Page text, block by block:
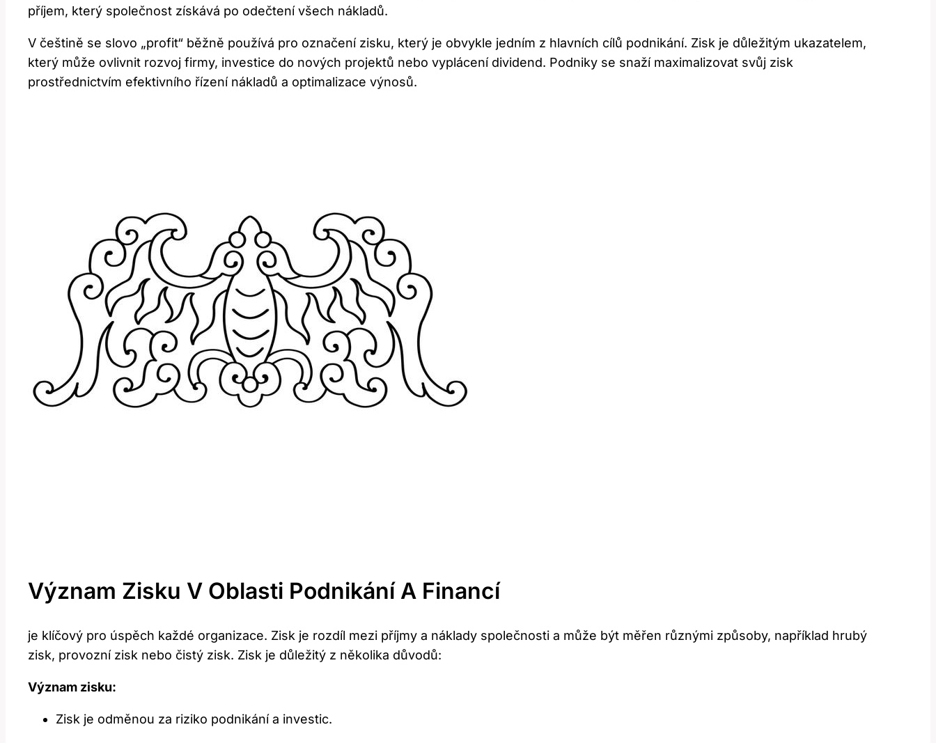
příjem, který společnost získává po odečtení všech nákladů.
V češtině se slovo „profit“ běžně používá pro označení zisku, který je obvykle jedním z hlavních cílů podnikání. Zisk je důležitým ukazatelem,
který může ovlivnit rozvoj firmy, investice do nových projektů nebo vyplácení dividend. Podniky se snaží maximalizovat svůj zisk
prostřednictvím efektivního řízení nákladů a optimalizace výnosů.
Význam Zisku V Oblasti Podnikání A Financí
je klíčový pro úspěch každé organizace. Zisk je rozdíl mezi příjmy a náklady společnosti a může být měřen různými způsoby, například hrubý
zisk, provozní zisk nebo čistý zisk. Zisk je důležitý z několika důvodů:
Význam zisku:
Zisk je odměnou za riziko podnikání a investic.